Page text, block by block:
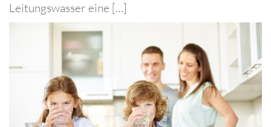
Leitungswasser eine […]